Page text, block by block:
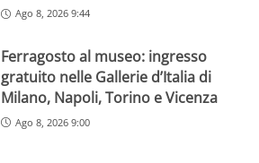
Ago 8, 2026 9:44
Ferragosto al museo: ingresso
gratuito nelle Gallerie d’Italia di
Milano, Napoli, Torino e Vicenza
Ago 8, 2026 9:00